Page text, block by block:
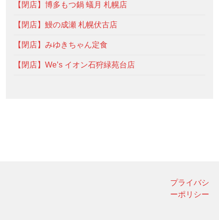
【閉店】博多もつ鍋 蟻月 札幌店
【閉店】鰻の成瀬 札幌伏古店
【閉店】みゆきちゃん定食
【閉店】We’s イオン石狩緑苑台店
プライバシ
ーポリシー